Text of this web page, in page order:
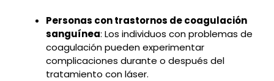
Personas con trastornos de coagulación
sanguínea: Los individuos con problemas de
coagulación pueden experimentar
complicaciones durante o después del
tratamiento con láser.